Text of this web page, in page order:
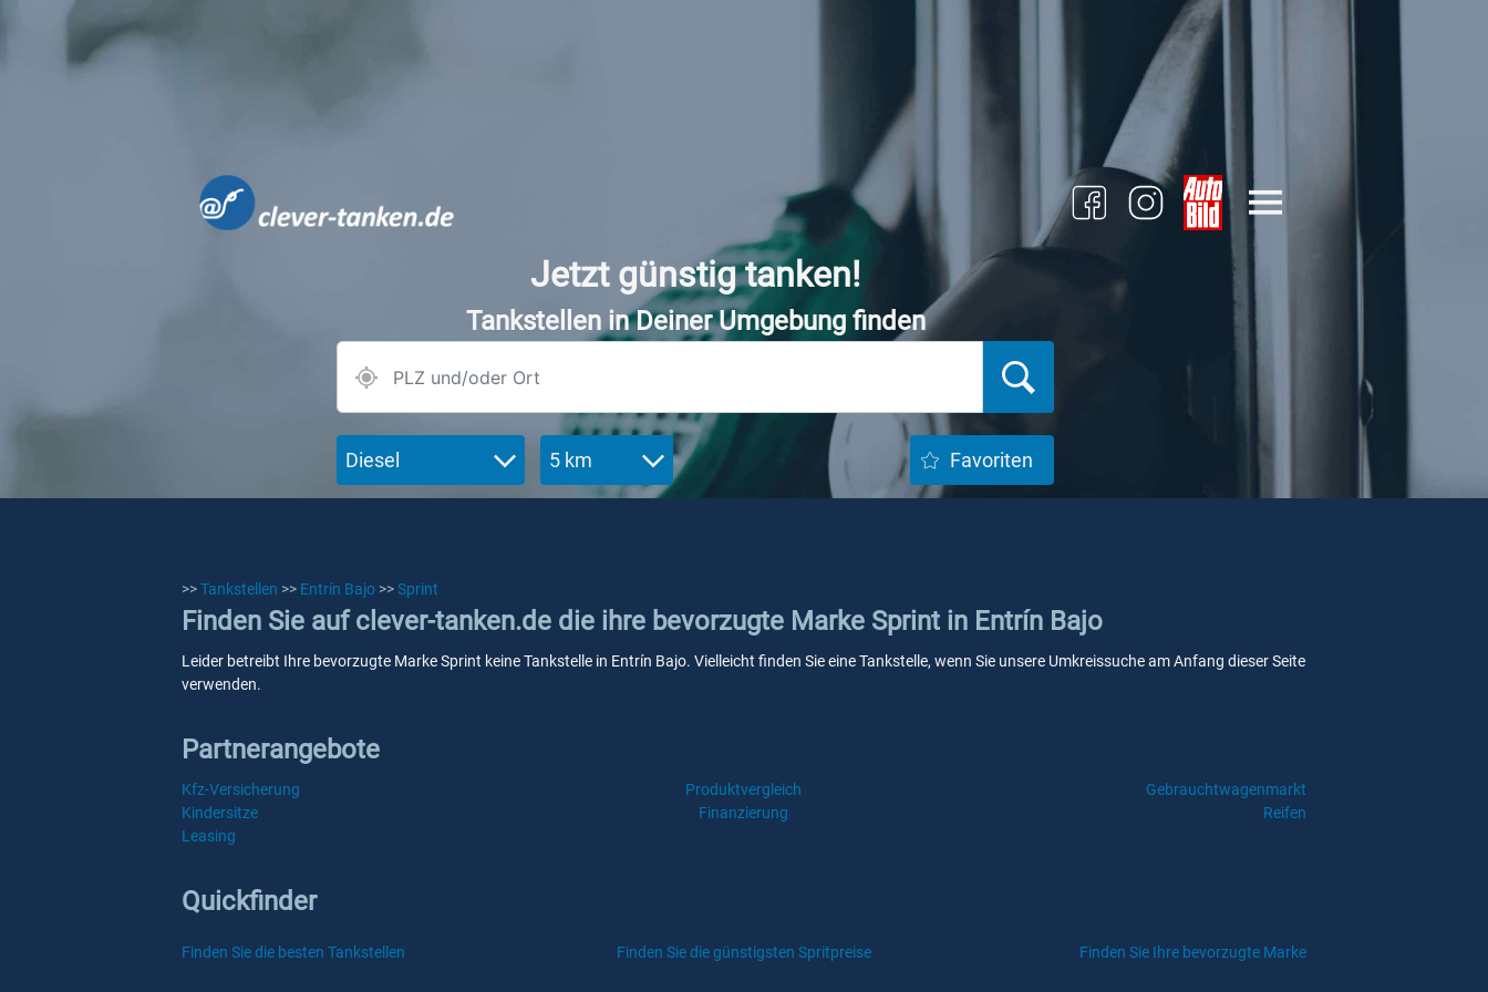
Jetzt günstig tanken!
Tankstellen in Deiner Umgebung finden
Diesel 5 km Favoriten
>>Tankstellen >> Entrín Bajo >>Sprint
Finden Sie auf clever-tanken.de die ihre bevorzugte Marke Sprint in Entrín Bajo
Leider betreibt Ihre bevorzugte Marke Sprint keine Tankstelle in Entrín Bajo. Vielleicht finden Sie eine Tankstelle, wenn Sie unsere Umkreissuche am Anfang dieser Seite
verwenden.
Partnerangebote
Kfz-Versicherung Produktvergleich
Gebrauchtwagenmarkt
Kindersitze
Finanzierung
Reifen
Leasing
Quickfinder
Finden Sie die besten Tankstellen Finden Sie die günstigsten Spritpreise Finden Sie Ihre bevorzugte Marke